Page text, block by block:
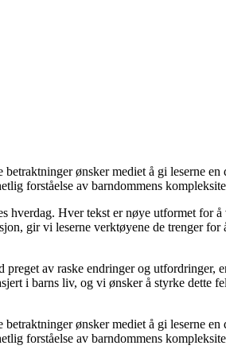
ønsker mediet å gi leserne en
forståelse av barndommens
hverdag. Hver tekst er nøye utformet for
gir vi leserne verktøyene de trenger for
av raske endringer og utfordringer,
i barns liv, og vi ønsker å styrke dette
ønsker mediet å gi leserne en
forståelse av barndommens